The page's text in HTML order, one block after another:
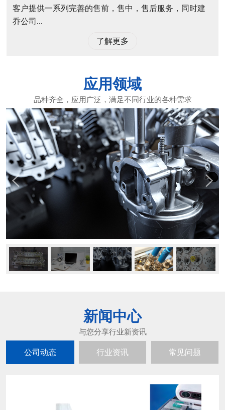
客户提供一系列完善的售前，售中，售后服务，同时建
乔公司...
了解更多
应用领域
新闻中心
公司动态 行业资讯 常见问题